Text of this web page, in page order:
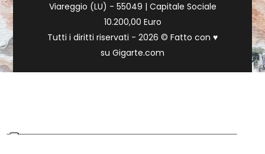
Viareggio (LU) - 55049 | Capitale Sociale
10.200,00 Euro
Tutti i diritti riservati - 2026 © Fatto con ♥
su Gigarte.com